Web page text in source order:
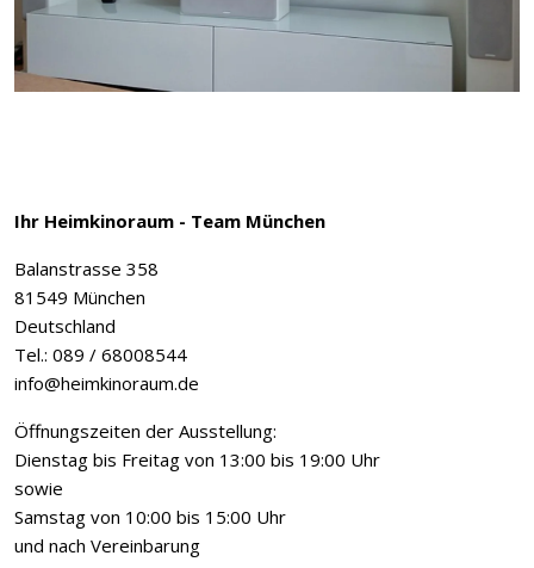
Ihr Heimkinoraum - Team München
Balanstrasse 358
81549 München
Deutschland
Tel.: 089 / 68008544
info@heimkinoraum.de
Öffnungszeiten der Ausstellung:
Dienstag bis Freitag von 13:00 bis 19:00 Uhr
sowie
Samstag von 10:00 bis 15:00 Uhr
und nach Vereinbarung